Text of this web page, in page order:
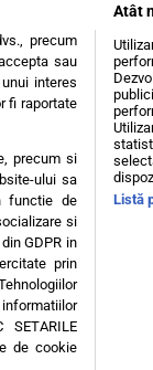
,
Știri interne
Insula Iubirii
Politica de
precum
sau
interes
fi raportate
precum si
ului sa
functie de
si
GDPR in
prin
de cookie
Atât
Listă